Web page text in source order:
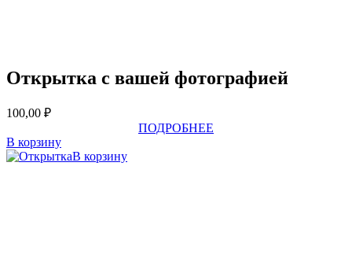
Открытка с вашей фотографией
100,00 ₽
ПОДРОБНЕЕ
В корзину
В корзину